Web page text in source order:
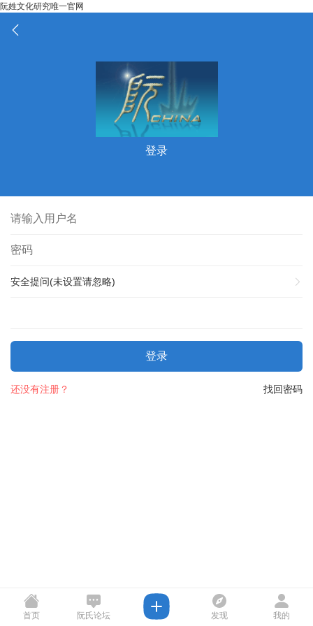
阮姓文化研究唯一官网
登录
安全提问(未设置请忽略)
登录
找回密码
还没有注册？
首页 阮氏论坛 发现 我的